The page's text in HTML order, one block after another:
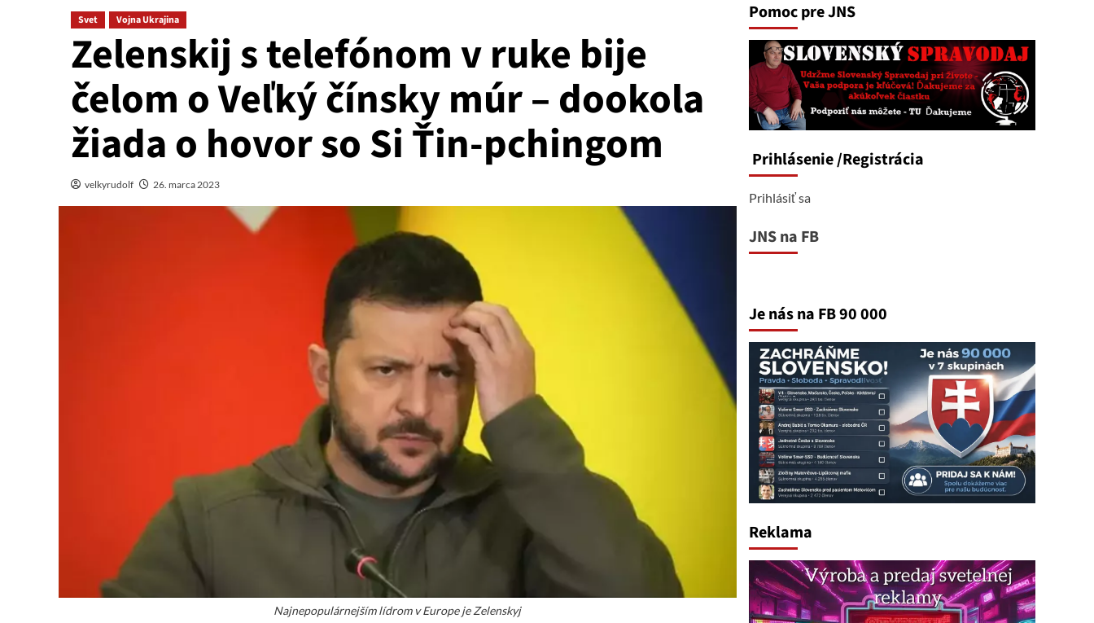
Svet Vojna Ukrajina
Zelenskij s telefónom v ruke bije
čelom o Veľký čínsky múr – dookola
žiada o hovor so Si Ťin-pchingom
velkyrudolf 26. marca 2023
Najnepopulárnejším lídrom v Europe je Zelenskyj
Pomoc pre JNS
Prihlásenie/Registrácia
Prihlásiť sa
JNS na FB
Je nás na FB 90 000
Reklama